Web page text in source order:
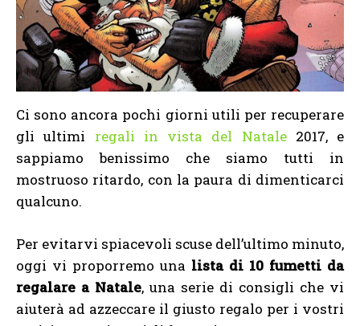
Ci sono ancora pochi giorni utili per recuperare
gli ultimi regali in vista del Natale2017, e
sappiamo benissimo che siamo tutti in
mostruoso ritardo, con la paura di dimenticarci
qualcuno.
Per evitarvi spiacevoli scuse dell’ultimo minuto,
oggi vi proporremo una lista di 10 fumetti da
regalare a Natale, una serie di consigli che vi
aiuterà ad azzeccare il giusto regalo per i vostri